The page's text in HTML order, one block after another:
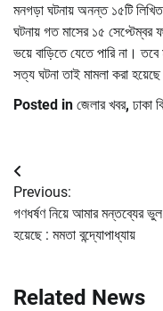
মনগড়া ঘটনায় অনন্ত ১৫টি
ঘটনায় গত মাসের ১৫ সেপ্টেম্বর
ভয়ে বাড়িতে যেতে পারি না। তবে
সত্য ঘটনা তাই মামলা করা
Posted in জেলার খবর, ঢাকা
Post
navigation
Previous:
গণধর্ষণ নিয়ে আমার মন্তব্যের ভুল
হয়েছে : মমতা বন্দ্যোপাধ্যায়
Related News